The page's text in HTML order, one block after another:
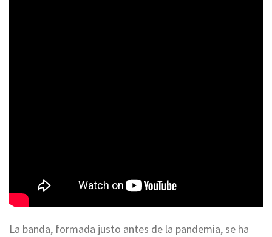
La banda, formada justo antes de la pandemia, se ha